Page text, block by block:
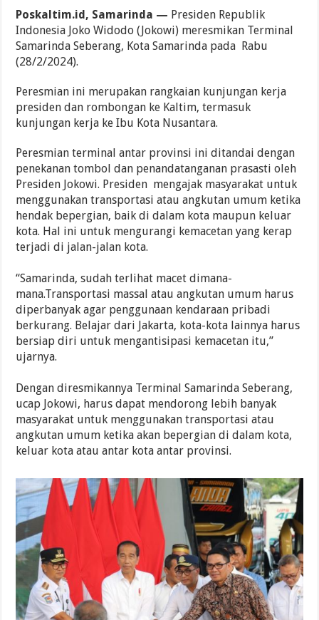
Poskaltim.id, Samarinda — Presiden Republik
Indonesia Joko Widodo (Jokowi) meresmikan Terminal
Samarinda Seberang, Kota Samarinda pada Rabu
(28/2/2024).
Peresmian ini merupakan rangkaian kunjungan kerja
presiden dan rombongan ke Kaltim, termasuk
kunjungan kerja ke Ibu Kota Nusantara.
Peresmian terminal antar provinsi ini ditandai dengan
penekanan tombol dan penandatanganan prasasti oleh
Presiden Jokowi. Presiden mengajak masyarakat untuk
menggunakan transportasi atau angkutan umum ketika
hendak bepergian, baik di dalam kota maupun keluar
kota. Hal ini untuk mengurangi kemacetan yang kerap
terjadi di jalan-jalan kota.
“Samarinda, sudah terlihat macet dimana-
mana.Transportasi massal atau angkutan umum harus
diperbanyak agar penggunaan kendaraan pribadi
berkurang. Belajar dari Jakarta, kota-kota lainnya harus
bersiap diri untuk mengantisipasi kemacetan itu,”
ujarnya.
Dengan diresmikannya Terminal Samarinda Seberang,
ucap Jokowi, harus dapat mendorong lebih banyak
masyarakat untuk menggunakan transportasi atau
angkutan umum ketika akan bepergian di dalam kota,
keluar kota atau antar kota antar provinsi.